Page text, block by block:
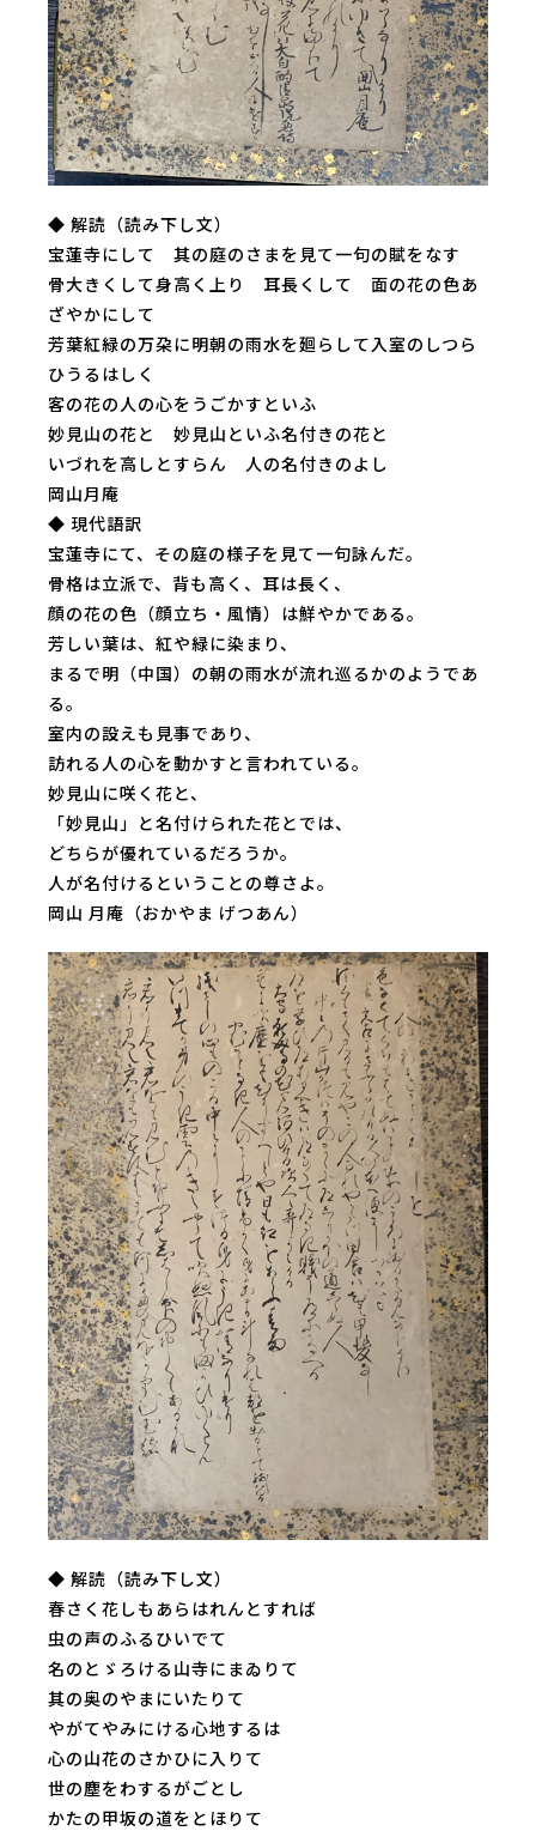
◆ 解読（読み下し文）
宝蓮寺にして 其の庭のさまを見て一句の賦をなす
骨大きくして身高く上り 耳長くして 面の花の色あ
ざやかにして
芳葉紅緑の万朶に明朝の雨水を廻らして入室のしつら
ひうるはしく
客の花の人の心をうごかすといふ
妙見山の花と 妙見山といふ名付きの花と
いづれを高しとすらん 人の名付きのよし
岡山月庵
◆ 現代語訳
宝蓮寺にて、その庭の様子を見て一句詠んだ。
骨格は立派で、背も高く、耳は長く、
顔の花の色（顔立ち・風情）は鮮やかである。
芳しい葉は、紅や緑に染まり、
まるで明（中国）の朝の雨水が流れ巡るかのようであ
る。
室内の設えも見事であり、
訪れる人の心を動かすと言われている。
妙見山に咲く花と、
「妙見山」と名付けられた花とでは、
どちらが優れているだろうか。
人が名付けるということの尊さよ。
岡山 月庵（おかやま げつあん）
◆ 解読（読み下し文）
春さく花しもあらはれんとすれば
虫の声のふるひいでて
名のとゞろける山寺にまゐりて
其の奥のやまにいたりて
やがてやみにける心地するは
心の山花のさかひに入りて
世の塵をわするがごとし
かたの甲坂の道をとほりて